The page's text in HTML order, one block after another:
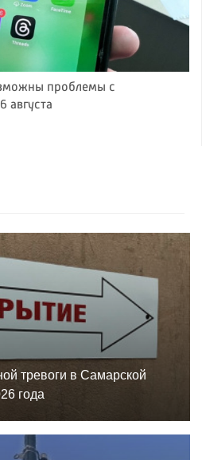
проблемы с
августа
тревоги в Самарской
года